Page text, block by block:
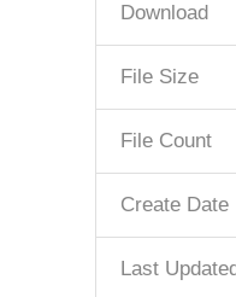
Download
File Size
File Count
Create Date
Last Updated